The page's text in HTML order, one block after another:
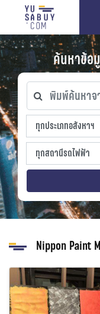
ค้นหาข้อ
พิมพ์ค้นหาจากชื่
ทุกประเภทอสังหาฯ
ทุกประเภทอสังหาฯ
sproperty
ทุกทำเลที่ตั้ง
ทุกสถานีรถไฟฟ้า
ทุกสถานีรถไฟฟ้า
strain-station
ทุกช่วงราคา
Nippon Paint